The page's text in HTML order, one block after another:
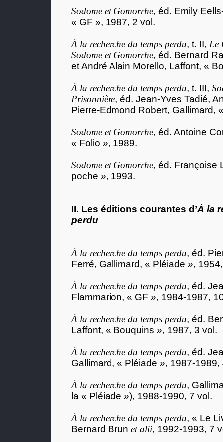
Sodome et Gomorrhe, éd. Emily
« GF », 1987, 2 vol.
À la recherche du temps perdu, t. II, Le
Sodome et Gomorrhe, éd. Bernard
et André Alain Morello, Laffont, «
À la recherche du temps perdu, t. III,
Prisonnière, éd. Jean-Yves Tadié,
Pierre-Edmond Robert, Gallimard,
Sodome et Gomorrhe, éd. Antoine
« Folio », 1989.
Sodome et Gomorrhe, éd. Françoise
poche », 1993.
II. Les éditions courantes d’À la
perdu
À la recherche du temps perdu, éd.
Ferré, Gallimard, « Pléiade »,
À la recherche du temps perdu, éd.
Flammarion, « GF », 1984-1987,
À la recherche du temps perdu, éd.
Laffont, « Bouquins », 1987, 3 vol.
À la recherche du temps perdu, éd.
Gallimard, « Pléiade », 1987-1989,
À la recherche du temps perdu,
la « Pléiade »), 1988-1990, 7 vol.
À la recherche du temps perdu, « Le
Bernard Brun et alii, 1992-1993, 7